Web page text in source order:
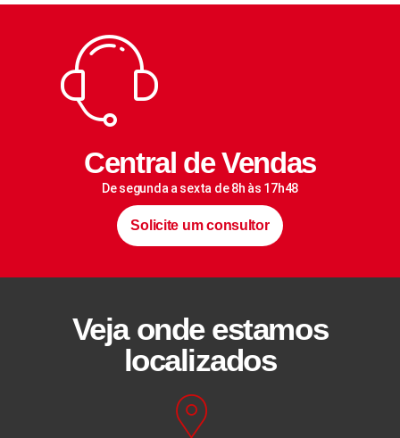
Central de Vendas
De segunda a sexta de 8h às 17h48
Solicite um consultor
Veja onde estamos
localizados